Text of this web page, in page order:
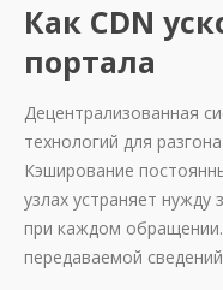
Как CDN
портала
Децентрализованная
технологий для
Кэширование
узлах устраняет нужду
при каждом
передаваемой